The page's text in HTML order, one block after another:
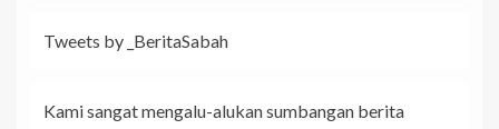
Tweets by _BeritaSabah
Kami sangat mengalu-alukan sumbangan berita